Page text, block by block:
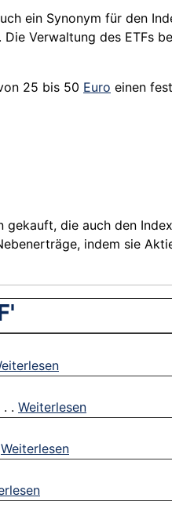
ein Synonym für den
Verwaltung des ETFs
25 bis 50 Euro einen
die auch den
indem sie
. Weiterlesen
Weiterlesen